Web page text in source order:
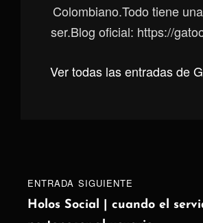
Colombiano.Todo tiene
ser.Blog oficial: https://
Ver todas las entradas de
Navegación
de
Entrada
siguiente
ENTRADA SIGUIENTE
Holos Social | cuando el